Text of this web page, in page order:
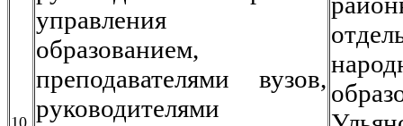
10.
управления
образованием,
преподавателями вузов,
руководителями